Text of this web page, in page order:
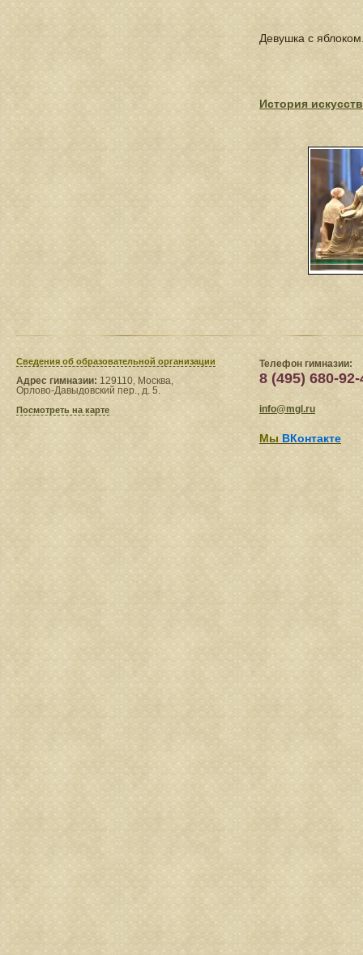
Девушка с
История
Сведения​ об образовательной организации
Адрес гимназии: 129110, Москва,
Орлово-Давыдовский пер., д. 5.
Посмотреть на карте
Телефон гимназии:
8 (495) 680-92-
info@mgl.ru
Мы ВКонтакте